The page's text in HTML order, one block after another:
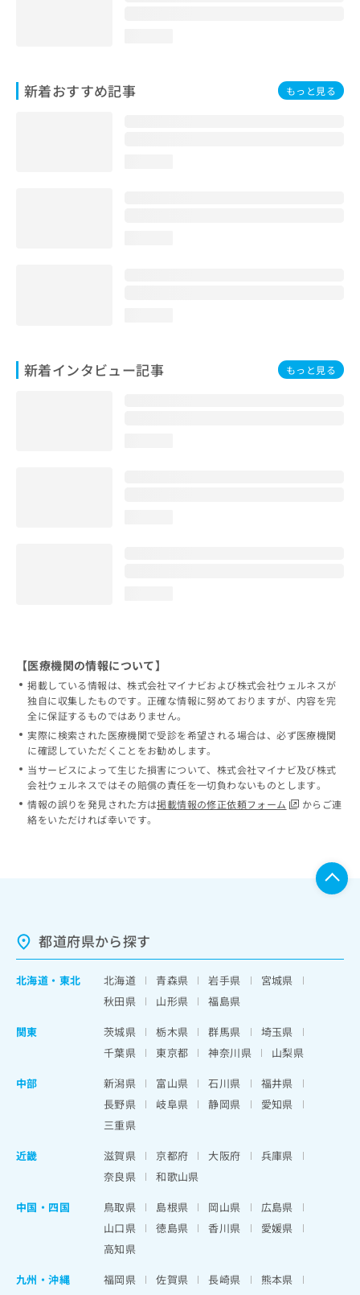
新着おすすめ記事 もっと見る
新着インタビュー記事 もっと見る
【医療機関の情報について】
掲載している情報は、株式会社マイナビおよび株式会社ウェルネスが
独自に収集したものです。正確な情報に努めておりますが、内容を完
全に保証するものではありません。
実際に検索された医療機関で受診を希望される場合は、必ず医療機関
に確認していただくことをお勧めします。
当サービスによって生じた損害について、株式会社マイナビ及び株式
会社ウェルネスではその賠償の責任を一切負わないものとします。
情報の誤りを発見された方は掲載情報の修正依頼フォーム
からご連
絡をいただければ幸いです。
都道府県から探す
北海道 ・ 東北 北海道 青森県 岩手県
宮城県
秋田県
山形県
福島県
関東
茨城県 栃木県 群馬県
埼玉県
千葉県
東京都 神奈川県
山梨県
中部
新潟県 富山県 石川県
福井県
長野県
岐阜県 静岡県
愛知県
三重県
近畿
滋賀県 京都府 大阪府
兵庫県
奈良県
和歌山県
中国・四国
鳥取県 島根県 岡山県
広島県
山口県
徳島県 香川県
愛媛県
高知県
九州・沖縄
福岡県 佐賀県 長崎県
熊本県